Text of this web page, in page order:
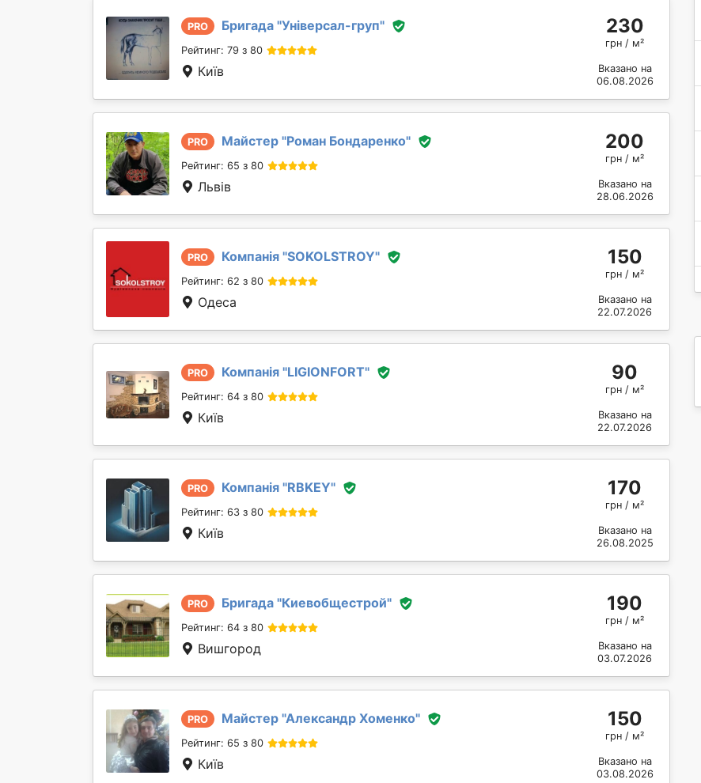
PRO Бригада "Універсал-груп"
Рейтинг: 79 з 80
Київ
230
грн / м²
Вказано на
06.08.2026
PRO Майстер "Роман Бондаренко"
Рейтинг: 65 з 80
Львів
200
грн / м²
Вказано на
28.06.2026
PRO Компанія "SOKOLSTROY"
Рейтинг: 62 з 80
Одеса
150
грн / м²
Вказано на
22.07.2026
PRO Компанія "LIGIONFORT"
Рейтинг: 64 з 80
Київ
90
грн / м²
Вказано на
22.07.2026
PRO Компанія "RBKEY"
Рейтинг: 63 з 80
Київ
170
грн / м²
Вказано на
26.08.2025
PRO Бригада "Киевобщестрой"
Рейтинг: 64 з 80
Вишгород
190
грн / м²
Вказано на
03.07.2026
PRO Майстер "Александр Хоменко"
Рейтинг: 65 з 80
Київ
150
грн / м²
Вказано на
03.08.2026